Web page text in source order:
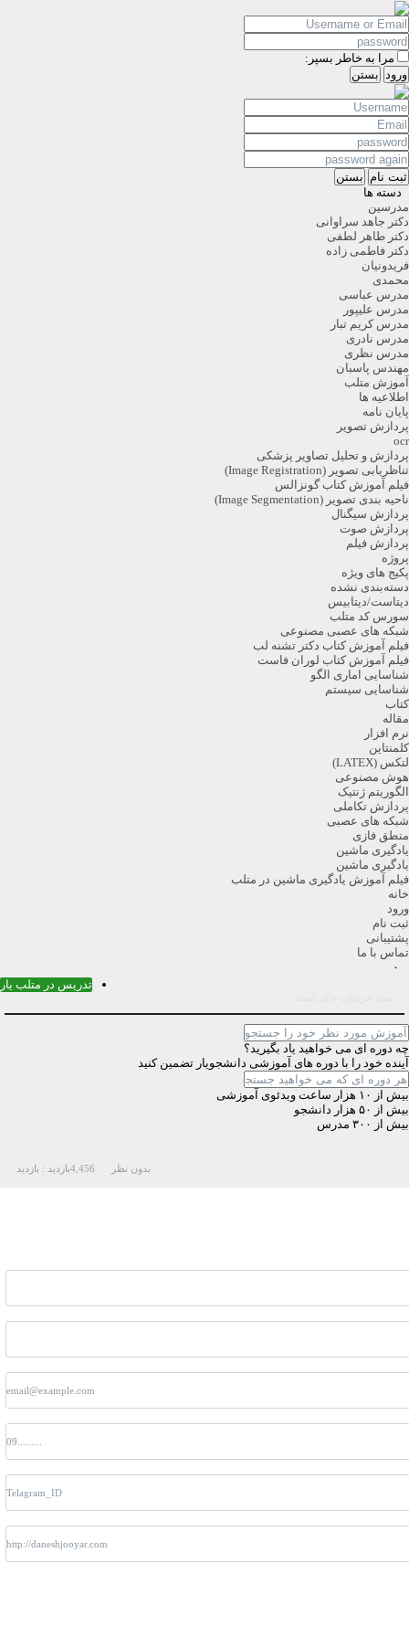
مرا به خاطر بسپر:
ورود بستن
ثبت نام بستن
دسته ها
مدرسین
دکتر جاهد سراوانی
دکتر طاهر لطفی
دکتر فاطمی زاده
فریدونیان
محمدی
مدرس عباسی
مدرس علیپور
مدرس کریم تبار
مدرس نادری
مدرس نظری
مهندس پاسبان
آموزش متلب
اطلاعیه ها
پایان نامه
پردازش تصویر
ocr
پردازش و تحلیل تصاویر پزشکی
تناظریابی تصویر (Image Registration)
فیلم آموزش کتاب گونزالس
ناحیه بندی تصویر (Image Segmentation)
پردازش سیگنال
پردازش صوت
پردازش فیلم
پروژه
پکیج های ویژه
دسته‌بندی نشده
دیتاست/دیتابیس
سورس کد متلب
شبکه های عصبی مصنوعی
فیلم آموزش کتاب دکتر تشنه لب
فیلم آموزش کتاب لوران فاست
شناسایی اماری الگو
شناسایی سیستم
کتاب
مقاله
نرم افزار
کلمنتاین
لتکس (LATEX)
هوش مصنوعی
الگوریتم ژنتیک
پردازش تکاملی
شبکه های عصبی
منطق فازی
یادگیری ماشین
یادگیری ماشین
فیلم آموزش یادگیری ماشین در متلب
خانه
ورود
ثبت نام
پشتیبانی
تماس با ما
۰
تدریس در متلب یار
چه دوره ای می خواهید یاد بگیرید؟
آینده خود را با دوره های آموزشی دانشجویار تضمین کنید
بیش از ۱۰ هزار ساعت ویدئوی آموزشی
بیش از ۵۰ هزار دانشجو
بیش از ۳۰۰ مدرس
بدون نظر بازدید :4,456 بازدید